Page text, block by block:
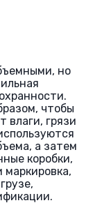
но
чтобы
влаги, грязи
а затем
коробки,